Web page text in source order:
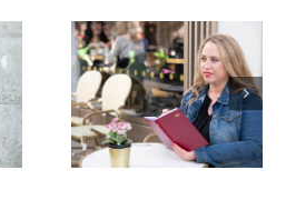
– איך
להפסיק
“לכבות
שריפות”